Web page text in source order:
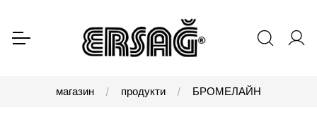
магазин продукти БРОМЕЛАЙН